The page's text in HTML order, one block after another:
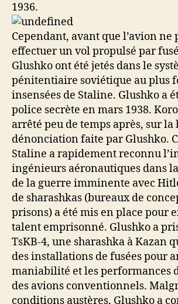
1936.
Cependant, avant que l’avion ne
effectuer un vol propulsé par
Glushko ont été jetés dans le
pénitentiaire soviétique au plus
insensées de Staline. Glushko a
police secrète en mars 1938.
arrêté peu de temps après, sur la
dénonciation faite par Glushko.
Staline a rapidement reconnu
ingénieurs aéronautiques dans
de la guerre imminente avec
de sharashkas (bureaux de
prisons) a été mis en place pour
talent emprisonné. Glushko a
TsKB-4, une sharashka à Kazan
des installations de fusées pour
maniabilité et les performances
des avions conventionnels.
conditions austères, Glushko a